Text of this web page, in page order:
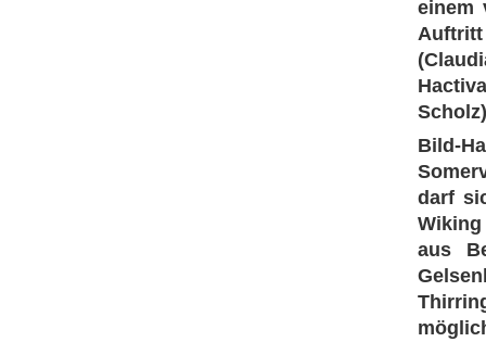
einem
Bild-
darf
Wiking
aus